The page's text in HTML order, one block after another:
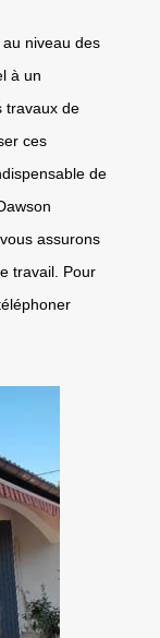
niveau des
à un
travaux de
ces
de
assurons
travail. Pour